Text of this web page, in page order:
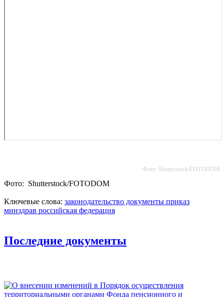
Фото: Shutterstoсk/FOTODOM
Фото: Shutterstoсk/FOTODOM
Ключевые слова: законодательство документы приказ
минздрав российская федерация
Последние документы